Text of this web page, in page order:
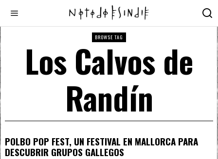
BROWSE TAG
Los Calvos de
Randín
POLBO POP FEST, UN FESTIVAL EN MALLORCA PARA
DESCUBRIR GRUPOS GALLEGOS